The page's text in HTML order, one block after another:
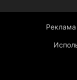
Реклама